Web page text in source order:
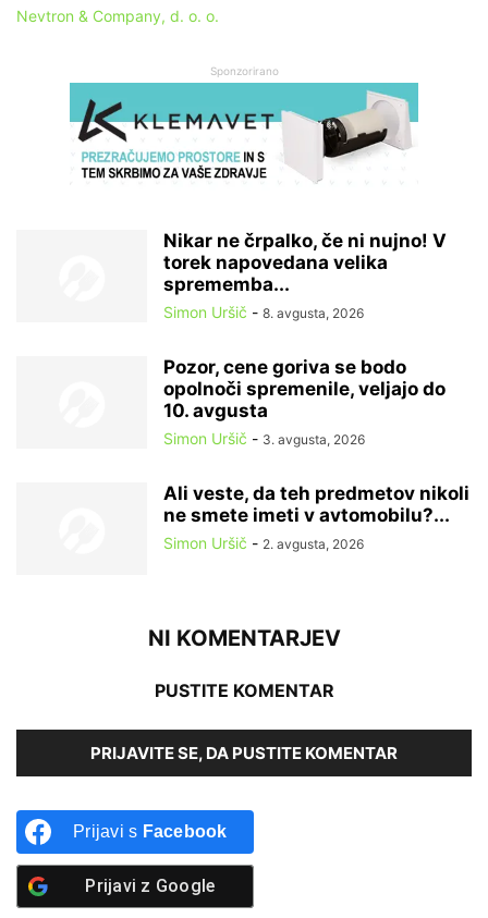
Nevtron & Company, d. o. o.
Sponzorirano
Nikar ne črpalko, če ni nujno! V
torek napovedana velika
sprememba...
Simon Uršič - 8. avgusta, 2026
Pozor, cene goriva se bodo
opolnoči spremenile, veljajo do
10. avgusta
Simon Uršič - 3. avgusta, 2026
Ali veste, da teh predmetov nikoli
ne smete imeti v avtomobilu?...
Simon Uršič - 2. avgusta, 2026
NI KOMENTARJEV
PUSTITE KOMENTAR
PRIJAVITE SE, DA PUSTITE KOMENTAR
Prijavi s Facebook
Prijavi z Google